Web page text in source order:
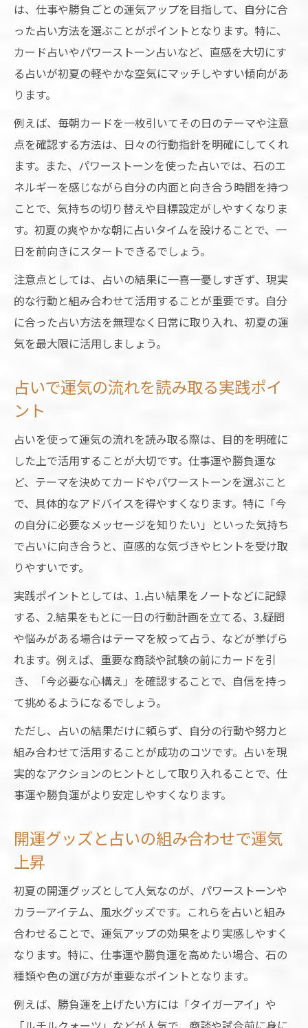
パワーストーンで運気を整える実践例
占いで選ぶパワーストーンの選び方
幸運を引き寄せる占いと石の活用例
パワーストーンと占いの相乗効果とは
色のパワーで勝負運アップを実感する方法
占いと色の力で勝負運を高めるコツ
勝負運に効果的な色の選び方を解説
仕事運アップに役立つ色の使い方実例
占いを参考にした色と運気の関係性
日常に取り入れる色選びのポイント
風水を取り入れた初夏の行動習慣
占いと風水で運気を整える生活習慣
初夏に実践できる風水の取り入れ方
仕事運アップを狙う風水的行動パターン
勝負運を後押しする風水アイデア集
目的別おすすめ開運グッズ活用術
仕事運を伸ばすための開運グッズ活用法
勝負運強化に役立つアイテムの実例紹介
初夏らしい開運グッズの組み合わせ提案
占いアドバイスを生かす実用的な使い方
は、仕事や勝負ごとの運気アップを目指して、自分に合
った占い方法を選ぶことがポイントとなります。特に、
カード占いやパワーストーン占いなど、直感を大切にす
る占いが初夏の軽やかな空気にマッチしやすい傾向があ
ります。
例えば、毎朝カードを一枚引いてその日のテーマや注意
点を確認する方法は、日々の行動指針を明確にしてくれ
ます。また、パワーストーンを使った占いでは、石のエ
ネルギーを感じながら自分の内面と向き合う時間を持つ
ことで、気持ちの切り替えや目標設定がしやすくなりま
す。初夏の爽やかな朝に占いタイムを設けることで、一
日を前向きにスタートできるでしょう。
注意点としては、占いの結果に一喜一憂しすぎず、現実
的な行動と組み合わせて活用することが重要です。自分
に合った占い方法を無理なく日常に取り入れ、初夏の運
気を最大限に活用しましょう。
占いで運気の流れを読み取る実践ポイ
ント
占いを使って運気の流れを読み取る際は、目的を明確に
した上で活用することが大切です。仕事運や勝負運な
ど、テーマを決めてカードやパワーストーンを選ぶこと
で、具体的なアドバイスを得やすくなります。特に「今
の自分に必要なメッセージを知りたい」といった気持ち
で占いに向き合うと、直感的な気づきやヒントを受け取
りやすいです。
実践ポイントとしては、1.占い結果をノートなどに記録
する、2.結果をもとに一日の行動計画を立てる、3.疑問
や悩みがある場合はテーマを絞って占う、などが挙げら
れます。例えば、重要な商談や試験の前にカードを引
き、「今必要な心構え」を確認することで、自信を持っ
て挑めるようになるでしょう。
ただし、占いの結果だけに頼らず、自分の行動や努力と
組み合わせて活用することが成功のコツです。占いを現
実的なアクションのヒントとして取り入れることで、仕
事運や勝負運がより安定しやすくなります。
開運グッズと占いの組み合わせで運気
上昇
初夏の開運グッズとして人気なのが、パワーストーンや
カラーアイテム、風水グッズです。これらを占いと組み
合わせることで、運気アップの効果をより実感しやすく
なります。特に、仕事運や勝負運を高めたい場合、石の
種類や色の選び方が重要なポイントとなります。
例えば、勝負運を上げたい方には「タイガーアイ」や